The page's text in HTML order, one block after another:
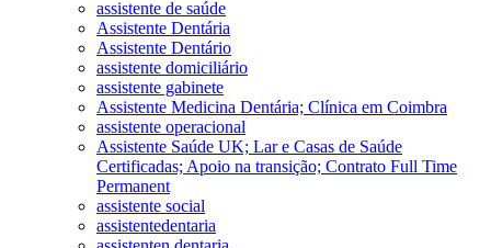
assistente de saúde
Assistente Dentária
Assistente Dentário
assistente domiciliário
assistente gabinete
Assistente Medicina Dentária; Clínica em Coimbra
assistente operacional
Assistente Saúde UK; Lar e Casas de Saúde
Certificadas; Apoio na transição; Contrato Full Time
Permanent
assistente social
assistentedentaria